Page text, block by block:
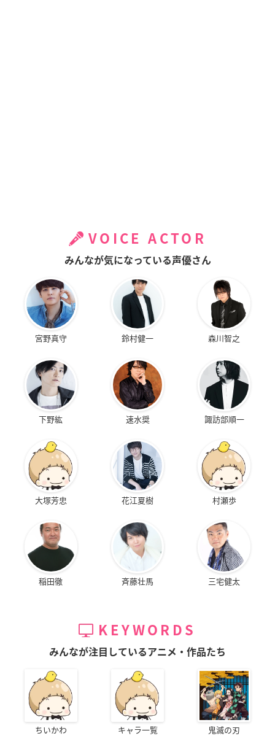
VOICE ACTOR
みんなが気になっている声優さん
宮野真守 鈴村健一 森川智之
下野紘 速水奨 諏訪部順一
大塚芳忠 花江夏樹 村瀬歩
稲田徹 斉藤壮馬 三宅健太
KEYWORDS
みんなが注目しているアニメ・作品たち
ちいかわ キャラ一覧 鬼滅の刃